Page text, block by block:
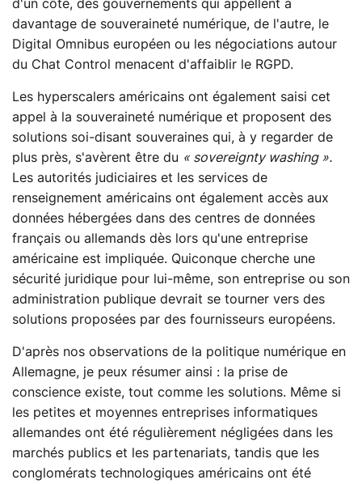
d'un côté, des gouvernements qui appellent à
davantage de souveraineté numérique, de l'autre, le
Digital Omnibus européen ou les négociations autour
du Chat Control menacent d'affaiblir le RGPD.
Les hyperscalers américains ont également saisi cet
appel à la souveraineté numérique et proposent des
solutions soi-disant souveraines qui, à y regarder de
plus près, s'avèrent être du « sovereignty washing ».
Les autorités judiciaires et les services de
renseignement américains ont également accès aux
données hébergées dans des centres de données
français ou allemands dès lors qu'une entreprise
américaine est impliquée. Quiconque cherche une
sécurité juridique pour lui-même, son entreprise ou son
administration publique devrait se tourner vers des
solutions proposées par des fournisseurs européens.
D'après nos observations de la politique numérique en
Allemagne, je peux résumer ainsi : la prise de
conscience existe, tout comme les solutions. Même si
les petites et moyennes entreprises informatiques
allemandes ont été régulièrement négligées dans les
marchés publics et les partenariats, tandis que les
conglomérats technologiques américains ont été